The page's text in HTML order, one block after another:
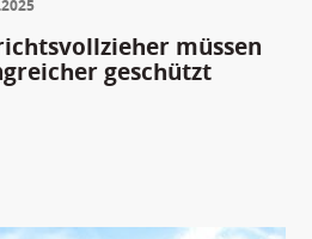
müssen
geschützt